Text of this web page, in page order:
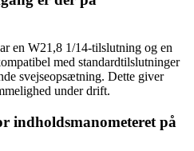
en W21,8 1/14-tilslutning og en
med standardtilslutninger
svejseopsætning. Dette giver
under drift.
indholdsmanometeret på